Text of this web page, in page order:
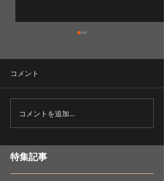
連日イトウがＨＩ
Ｔ！！！
コメント
コメントを追加…
特集記事